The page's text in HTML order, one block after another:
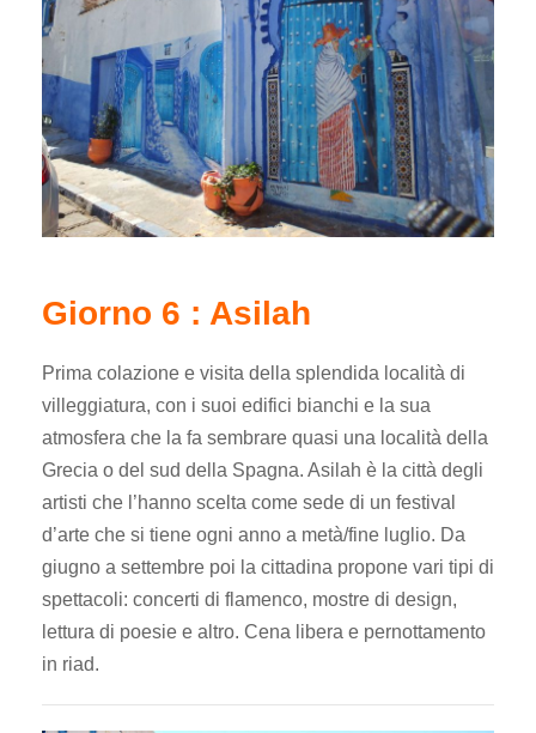
Giorno 6 : Asilah
Prima colazione e visita della splendida località di
villeggiatura, con i suoi edifici bianchi e la sua
atmosfera che la fa sembrare quasi una località della
Grecia o del sud della Spagna. Asilah è la città degli
artisti che l’hanno scelta come sede di un festival
d’arte che si tiene ogni anno a metà/fine luglio. Da
giugno a settembre poi la cittadina propone vari tipi di
spettacoli: concerti di flamenco, mostre di design,
lettura di poesie e altro. Cena libera e pernottamento
in riad.